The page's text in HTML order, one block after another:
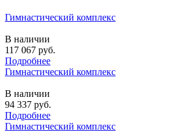
Гимнастический комплекс
В наличии
117 067 руб.
Подробнее
Гимнастический комплекс
В наличии
94 337 руб.
Подробнее
Гимнастический комплекс